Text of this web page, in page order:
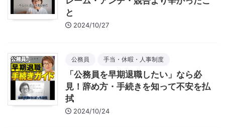
と
2024/10/27
公務員 手当・休暇・人事制度
「公務員を早期退職したい」なら必
見！辞め方・手続きを知って不安を払
拭
2024/10/24